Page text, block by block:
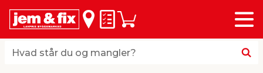
Hvad står du og mangler?
Hvad står du og mangler?
Huskeseddel
Indkøbskurv
Menu